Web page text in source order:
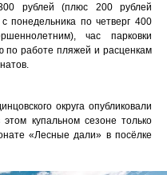
рублей (плюс 200 рублей
по четверг 400
час парковки
работе пляжей и расценкам
округа опубликовали
купальном сезоне только
«Лесные дали» в посёлке